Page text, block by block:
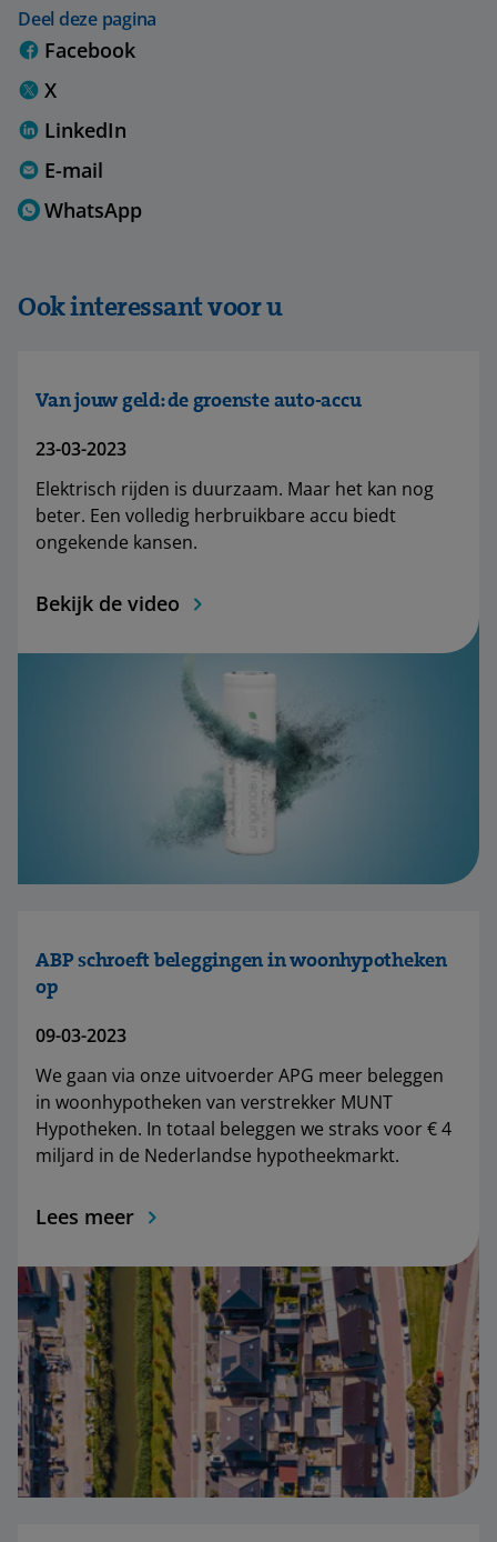
Deel deze pagina
Facebook
X
LinkedIn
E-mail
WhatsApp
Ook interessant voor u
Van jouw geld: de groenste auto-accu
23-03-2023
Elektrisch rijden is duurzaam. Maar het kan nog
beter. Een volledig herbruikbare accu biedt
ongekende kansen.
Bekijk de video
ABP schroeft beleggingen in woonhypotheken
op
09-03-2023
We gaan via onze uitvoerder APG meer beleggen
in woonhypotheken van verstrekker MUNT
Hypotheken. In totaal beleggen we straks voor € 4
miljard in de Nederlandse hypotheekmarkt.
Lees meer